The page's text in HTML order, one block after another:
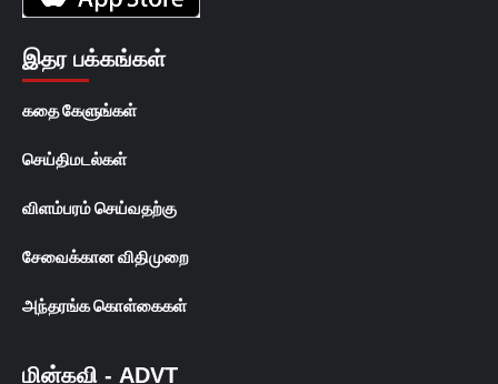
இதர பக்கங்கள்
கதை கேளுங்கள்
செய்திமடல்கள்
விளம்பரம் செய்வதற்கு
சேவைக்கான விதிமுறை
அந்தரங்க கொள்கைகள்
மின்கவி - ADVT